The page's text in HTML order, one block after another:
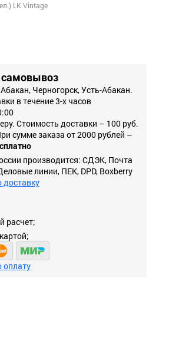
LK Vintage
Черногорск, Усть-Абакан.
в течение 3-х часов
Стоимость доставки – 100 руб.
сумме заказа от 2000 рублей –
производится: СДЭК, Почта
линии, ПЕК, DPD, Boxberry
доставку
расчет;
оплату